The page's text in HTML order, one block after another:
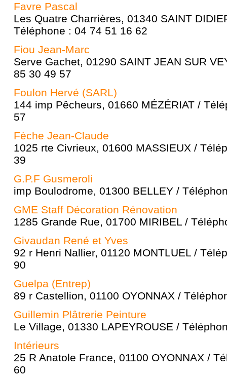
Favre Pascal
Les Quatre Charrières, 01340 SAINT
Téléphone : 04 74 51 16 62
Fiou Jean-Marc
Serve Gachet, 01290 SAINT JEAN SUR
85 30 49 57
Foulon Hervé (SARL)
144 imp Pêcheurs, 01660 MÉZÉRIAT /
57
Fèche Jean-Claude
1025 rte Civrieux, 01600 MASSIEUX /
39
G.P.F Gusmeroli
imp Boulodrome, 01300 BELLEY /
GME Staff Décoration Rénovation
1285 Grande Rue, 01700 MIRIBEL /
Givaudan René et Yves
92 r Henri Nallier, 01120 MONTLUEL /
90
Guelpa (Entrep)
89 r Castellion, 01100 OYONNAX /
Guillemin Plâtrerie Peinture
Le Village, 01330 LAPEYROUSE /
Intérieurs
25 R Anatole France, 01100 OYONNAX /
60